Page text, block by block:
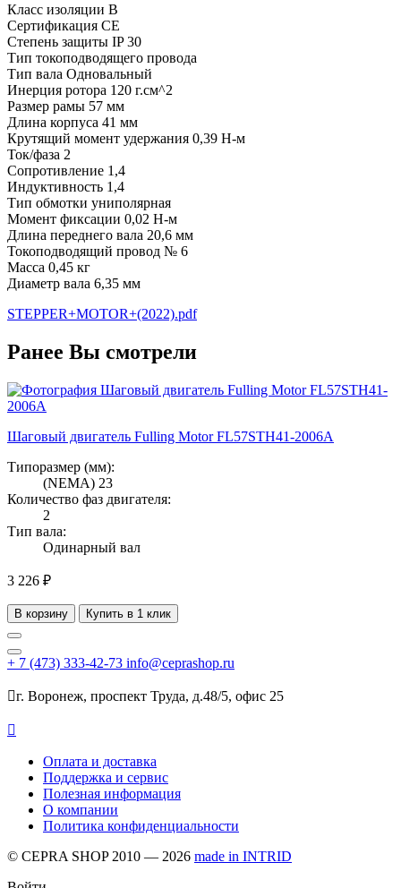
Класс изоляции B
Сертификация CE
Степень защиты IP 30
Тип токоподводящего провода
Тип вала Одновальный
Инерция ротора 120 г.см^2
Размер рамы 57 мм
Длина корпуса 41 мм
Крутящий момент удержания 0,39 Н-м
Ток/фаза 2
Сопротивление 1,4
Индуктивность 1,4
Тип обмотки униполярная
Момент фиксации 0,02 Н-м
Длина переднего вала 20,6 мм
Токоподводящий провод № 6
Масса 0,45 кг
Диаметр вала 6,35 мм
STEPPER+MOTOR+(2022).pdf
Ранее Вы смотрели
Шаговый двигатель Fulling Motor FL57STH41-2006A
Типоразмер (мм):
(NEMA) 23
Количество фаз двигателя:
2
Тип вала:
Одинарный вал
3 226 ₽
В корзину Купить в 1 клик
+ 7 (473) 333-42-73 info@ceprashop.ru
г. Воронеж, проспект Труда, д.48/5, офис 25

Оплата и доставка
Поддержка и сервис
Полезная информация
О компании
Политика конфиденциальности
© CEPRA SHOP 2010 — 2026 made in INTRID